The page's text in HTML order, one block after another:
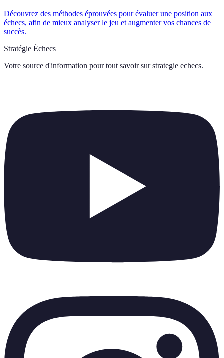
Découvrez des méthodes éprouvées pour évaluer une position aux
échecs, afin de mieux analyser le jeu et augmenter vos chances de
succès.
Stratégie Échecs
Votre source d'information pour tout savoir sur strategie echecs.